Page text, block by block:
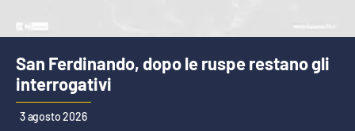
San Ferdinando, dopo le ruspe restano gli
interrogativi
3 agosto 2026